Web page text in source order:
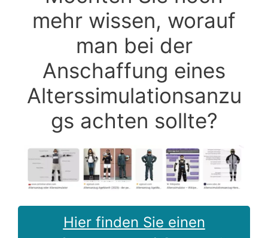
mehr wissen, worauf
man bei der
Anschaffung eines
Alterssimulationsanzu
gs achten sollte?
Hier finden Sie einen